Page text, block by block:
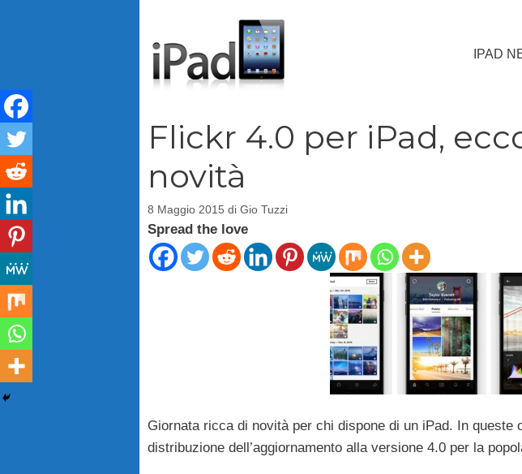
IPAD
Flickr 4.0 per iPad,
novità
8 Maggio 2015 di Gio Tuzzi
Spread the love
Giornata ricca di novità per chi dispone di un iPad. In queste
distribuzione dell’aggiornamento alla versione 4.0 per la